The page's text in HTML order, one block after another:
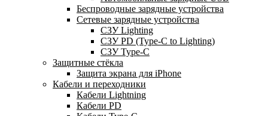
Беспроводные зарядные устройства
Сетевые зарядные устройства
СЗУ Lighting
СЗУ PD (Type-C to Lighting)
СЗУ Type-C
Защитные стёкла
Защита экрана для iPhone
Кабели и переходники
Кабели Lightning
Кабели PD